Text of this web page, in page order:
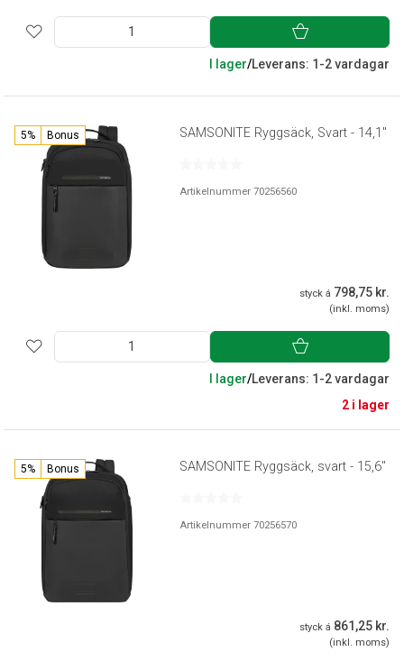
I lager/Leverans: 1-2 vardagar
5% Bonus SAMSONITE Ryggsäck, Svart - 14,1"
Artikelnummer 70256560
styck á 798,75 kr.
(inkl. moms)
I lager/Leverans: 1-2 vardagar
2 i lager
5% Bonus SAMSONITE Ryggsäck, svart - 15,6"
Artikelnummer 70256570
styck á 861,25 kr.
(inkl. moms)